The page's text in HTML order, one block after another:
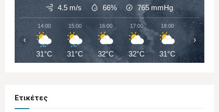
4.5 m/s 66% 765mmHg
14:00
31°C
15:00
31°C
16:00
32°C
17:00
32°C
18:00
31°C
19:00
31°C
‹ ›
Ετικέτες